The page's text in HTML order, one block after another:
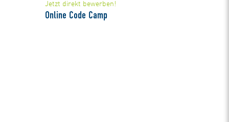
Jetzt direkt bewerben!
Online Code Camp